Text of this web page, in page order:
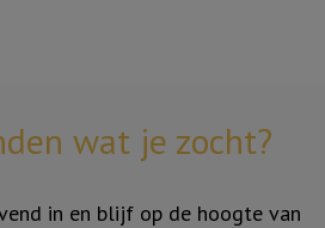
wat je zocht?
in en blijf op de hoogte van